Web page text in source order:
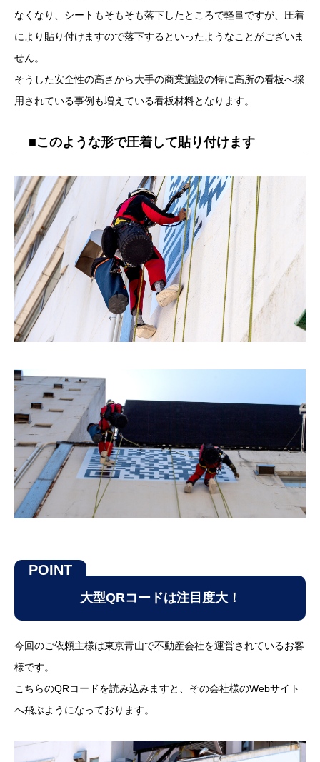
なくなり、シートもそもそも落下したところで軽量ですが、圧着
により貼り付けますので落下するといったようなことがございま
せん。
そうした安全性の高さから大手の商業施設の特に高所の看板へ採
用されている事例も増えている看板材料となります。
■このような形で圧着して貼り付けます
大型QRコードは注目度大！
今回のご依頼主様は東京青山で不動産会社を運営されているお客
様です。
こちらのQRコードを読み込みますと、その会社様のWebサイト
へ飛ぶようになっております。